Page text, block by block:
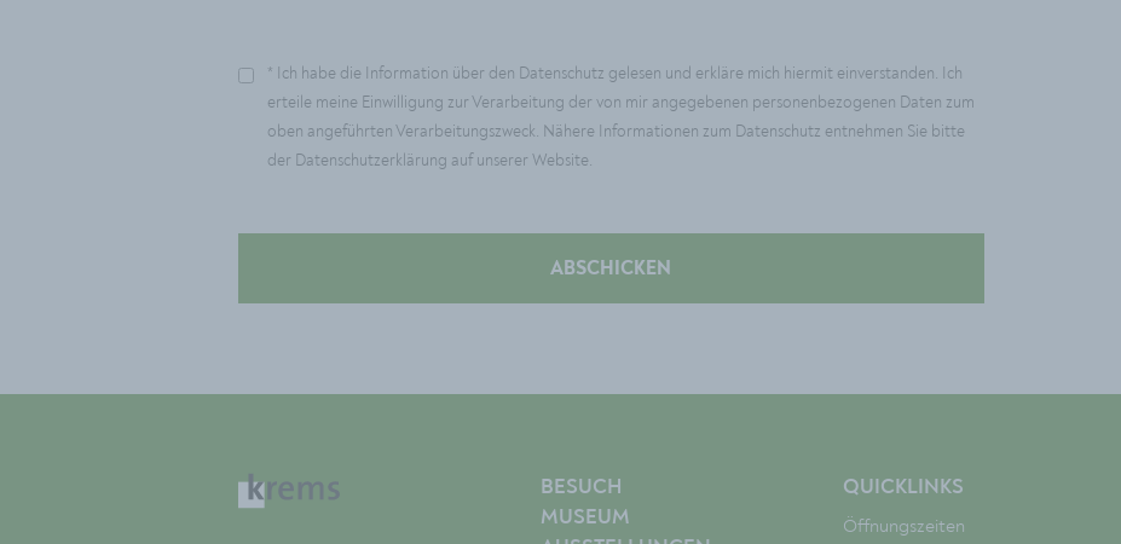
* Ich habe die Information über den Datenschutz gelesen und erkläre mich hiermit einverstanden. Ich
erteile meine Einwilligung zur Verarbeitung der von mir angegebenen personenbezogenen Daten zum
oben angeführten Verarbeitungszweck. Nähere Informationen zum Datenschutz entnehmen Sie bitte
der Datenschutzerklärung auf unserer Website.
BESUCH
MUSEUM
QUICKLINKS
Öffnungszeiten